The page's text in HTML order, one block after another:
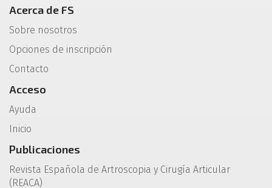
Acerca de FS
Sobre nosotros
Opciones de inscripción
Contacto
Acceso
Ayuda
Inicio
Publicaciones
Revista Española de Artroscopia y Cirugía Articular
(REACA)